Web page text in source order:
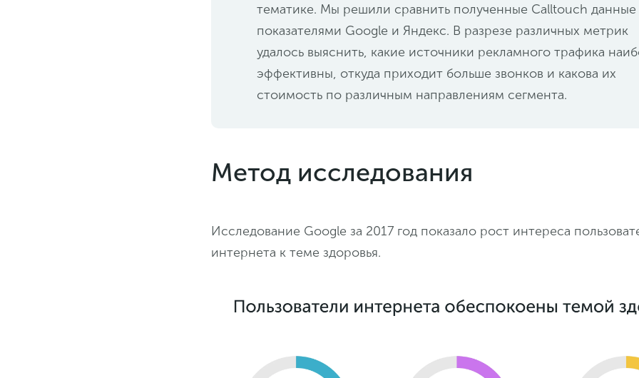
тематике. Мы решили сравнить полученные Calltouch данные
показателями Google и Яндекс. В разрезе различных метрик
удалось выяснить, какие источники рекламного трафика
эффективны, откуда приходит больше звонков и какова их
стоимость по различным направлениям сегмента.
Метод исследования
Исследование Google за 2017 год показало рост интереса
интернета к теме здоровья.